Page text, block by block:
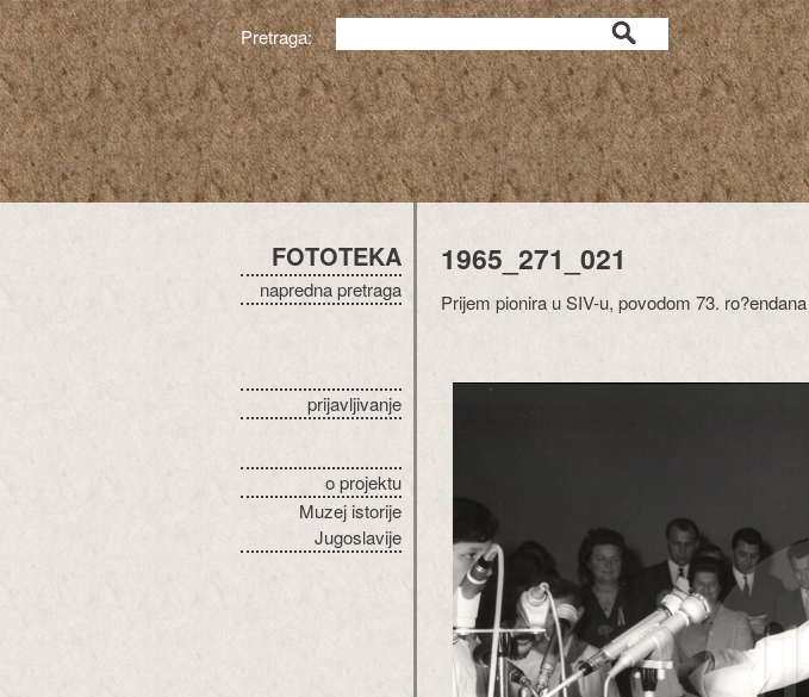
Pretraga:
FOTOTEKA
napredna pretraga
prijavljivanje
o projektu
Muzej istorije
Jugoslavije
1965_271_021
Prijem pionira u SIV-u, povodom 73. ro?endana